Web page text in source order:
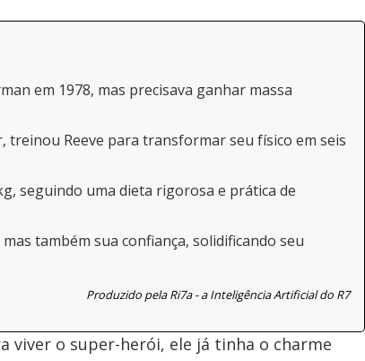
em 1978, mas precisava ganhar massa
treinou Reeve para transformar seu físico em seis
seguindo uma dieta rigorosa e prática de
também sua confiança, solidificando seu
Produzido pela Ri7a - a Inteligência Artificial do R7
viver o super-herói, ele já tinha o charme